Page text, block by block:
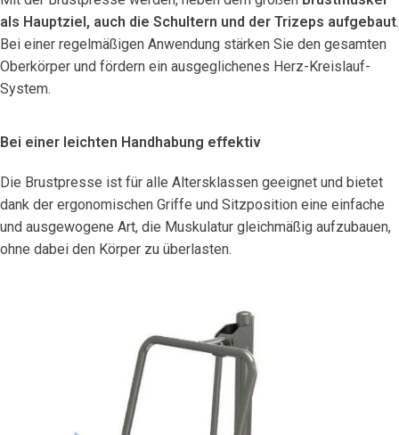
als Hauptziel, auch die Schultern und der Trizeps aufgebaut.
Bei einer regelmäßigen Anwendung stärken Sie den gesamten
Oberkörper und fördern ein ausgeglichenes Herz-Kreislauf-
System.
Bei einer leichten Handhabung effektiv
Die Brustpresse ist für alle Altersklassen geeignet und bietet
dank der ergonomischen Griffe und Sitzposition eine einfache
und ausgewogene Art, die Muskulatur gleichmäßig aufzubauen,
ohne dabei den Körper zu überlasten.